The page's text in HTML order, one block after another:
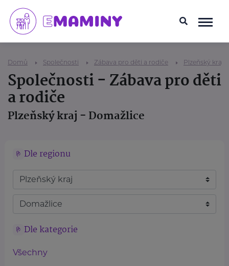
Domů Společnosti Zábava pro děti a rodiče Plzeňský kraj
Společnosti - Zábava pro děti
a rodiče
Plzeňský kraj - Domažlice
Dle regionu
Dle kategorie
Všechny